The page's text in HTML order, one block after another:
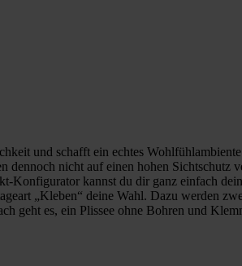
und schafft ein echtes
nicht auf einen hohen Sichtschutz
kannst du dir ganz einfach
„Kleben“ deine Wahl. Dazu werden
geht es, ein Plissee ohne Bohren und